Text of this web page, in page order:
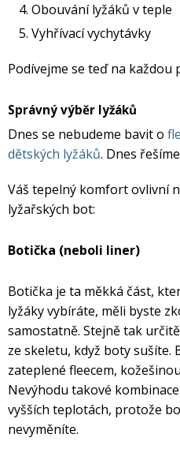
Zvonky a
Světla
Zabezpečení
Brašny,
Pumpičky a
Brýle na běžky
Skialpové
Skialpové
Sněžnice
Péče o
Dárkové
Brusle
Páteřáky
Ostatní
Vložky do bot
Náhradní díly
Obouvání lyžáků v teple
Vyhřívací vychytávky
Podívejme se teď na každou
Správný výběr lyžáků
Dnes se nebudeme bavit o
dětských lyžáků. Dnes
Váš tepelný komfort ovlivní
lyžařských bot:
Botička (neboli liner)
Botička je ta měkká část,
lyžáky vybíráte, měli byste
samostatně. Stejně tak
ze skeletu, když boty sušíte.
zateplené fleecem,
Nevýhodu takové
vyšších teplotách, protože
nevyměníte.